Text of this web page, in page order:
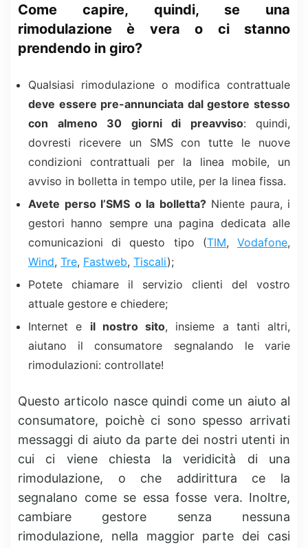
Come capire, quindi, se una
rimodulazione è vera o ci stanno
prendendo in giro?
Qualsiasi rimodulazione o modifica contrattuale
deve essere pre-annunciata dal gestore stesso
con almeno 30 giorni di preavviso: quindi,
dovresti ricevere un SMS con tutte le nuove
condizioni contrattuali per la linea mobile, un
avviso in bolletta in tempo utile, per la linea fissa.
Avete perso l’SMS o la bolletta?Niente paura, i
gestori hanno sempre una pagina dedicata alle
comunicazioni di questo tipo (TIM,Vodafone,
Wind, Tre, Fastweb, Tiscali);
Potete chiamare il servizio clienti del vostro
attuale gestore e chiedere;
Internet e il nostro sito, insieme a tanti altri,
aiutano il consumatore segnalando le varie
rimodulazioni: controllate!
Questo articolo nasce quindi come un aiuto al
consumatore, poichè ci sono spesso arrivati
messaggi di aiuto da parte dei nostri utenti in
cui ci viene chiesta la veridicità di una
rimodulazione, o che addirittura ce la
segnalano come se essa fosse vera. Inoltre,
cambiare gestore senza nessuna
rimodulazione, nella maggior parte dei casi